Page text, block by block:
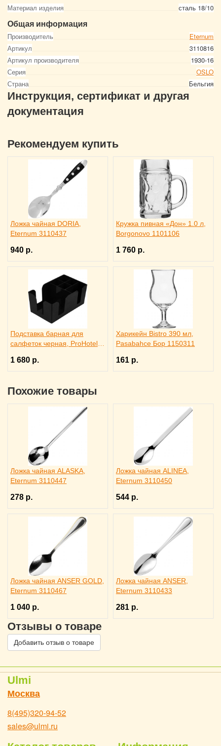
Материал изделия сталь 18/10
Общая информация
Производитель
Eternum
Артикул
3110816
Артикул производителя
1930-16
Серия
OSLO
Страна
Бельгия
Инструкция, сертификат и другая
документация
Рекомендуем купить
Ложка чайная DORIA,
Eternum 3110437
940 р.
Кружка пивная «Дон» 1.0 л,
Borgonovo 1101106
1 760 р.
Подставка барная для
салфеток черная, ProHotel
1 680 р.
Харикейн Bistro 390 мл,
Pasabahce Бор 1150311
161 р.
Похожие товары
Ложка чайная ALASKA,
Eternum 3110447
278 р.
Ложка чайная ALINEA,
Eternum 3110450
544 р.
Ложка чайная ANSER GOLD,
Eternum 3110467
1 040 р.
Ложка чайная ANSER,
Eternum 3110433
281 р.
Отзывы о товаре
Добавить отзыв о товаре
Ulmi
Москва
8(495)320-94-52
sales@ulmi.ru